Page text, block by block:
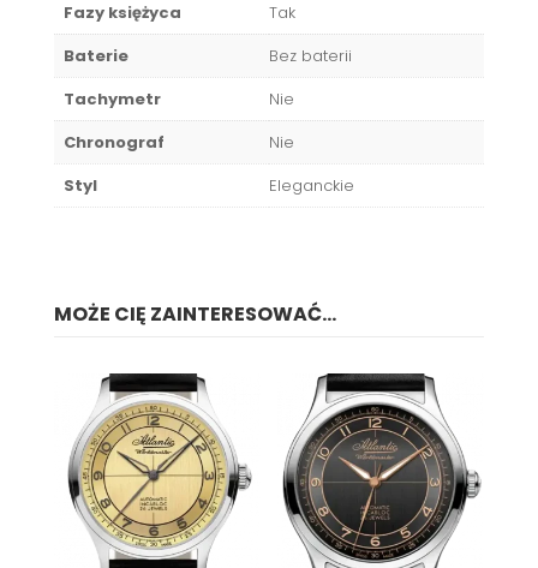
Fazy księżyca
Tak
Baterie
Bez baterii
Tachymetr
Nie
Chronograf
Nie
Styl
Eleganckie
MOŻE CIĘ ZAINTERESOWAĆ...